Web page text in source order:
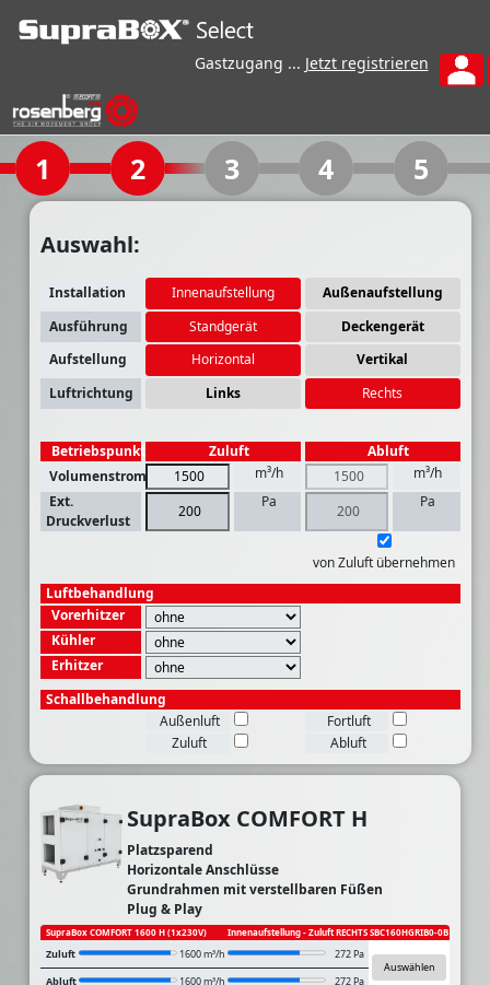
Gastzugang ... Jetzt registrieren
1 2 3 4 5
Auswahl:
Installation Innenaufstellung
Außenaufstellung
Ausführung
Standgerät
Deckengerät
Aufstellung
Horizontal
Vertikal
Luftrichtung
Links Rechts
Betriebspunkt Zuluft
Abluft
Volumenstrom
m³/h
m³/h
Ext.
Druckverlust
Pa Pa
von Zuluft übernehmen
Luftbehandlung
Vorerhitzer
Kühler
Erhitzer
Schallbehandlung
Außenluft
Fortluft
Zuluft
Abluft
SupraBox COMFORT H
Platzsparend
Horizontale Anschlüsse
Grundrahmen mit verstellbaren Füßen
Plug & Play
SupraBox COMFORT 1600 H (1x230V) Innenaufstellung - Zuluft RECHTS SBC160HGRIB0-0B
Zuluft 1600 m³/h
272 Pa
Auswählen
Abluft
1600 m³/h 272 Pa